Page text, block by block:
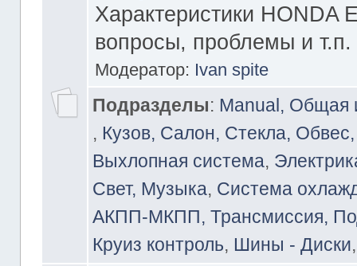
Характеристики HONDA
вопросы, проблемы и т.п.
Модератор: Ivan spite
Подразделы: Manual,
, Кузов, Салон, Стекла,
Выхлопная система,
Свет, Музыка, Система
АКПП-МКПП, Трансмиссия,
Круиз контроль, Шины - Диски